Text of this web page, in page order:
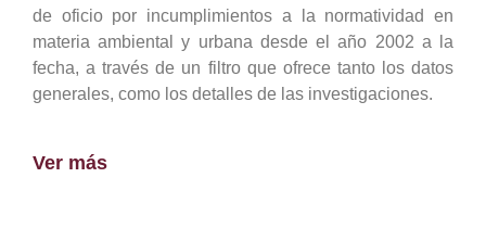
de oficio por incumplimientos a la normatividad en
materia ambiental y urbana desde el año 2002 a la
fecha, a través de un filtro que ofrece tanto los datos
generales, como los detalles de las investigaciones.
Ver más